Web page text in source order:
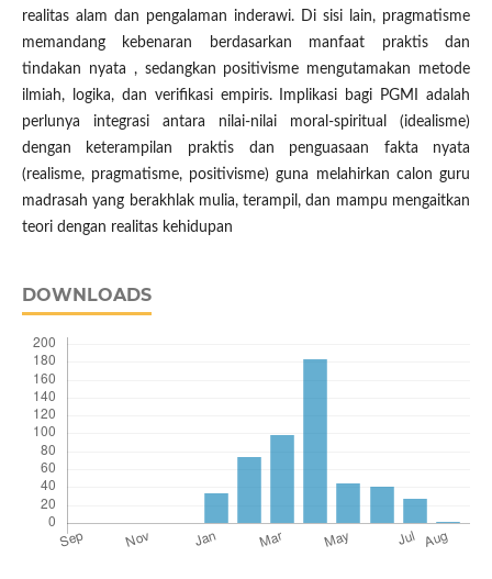
realitas alam dan pengalaman inderawi. Di sisi lain, pragmatisme
memandang kebenaran berdasarkan manfaat praktis dan
tindakan nyata , sedangkan positivisme mengutamakan metode
ilmiah, logika, dan verifikasi empiris. Implikasi bagi PGMI adalah
perlunya integrasi antara nilai-nilai moral-spiritual (idealisme)
dengan keterampilan praktis dan penguasaan fakta nyata
(realisme, pragmatisme, positivisme) guna melahirkan calon guru
madrasah yang berakhlak mulia, terampil, dan mampu mengaitkan
teori dengan realitas kehidupan
DOWNLOADS